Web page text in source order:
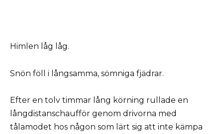
Himlen låg låg.
Snön föll i långsamma, sömniga fjädrar.
Efter en tolv timmar lång körning rullade en
långdistanschaufför genom drivorna med
tålamodet hos någon som lärt sig att inte kämpa